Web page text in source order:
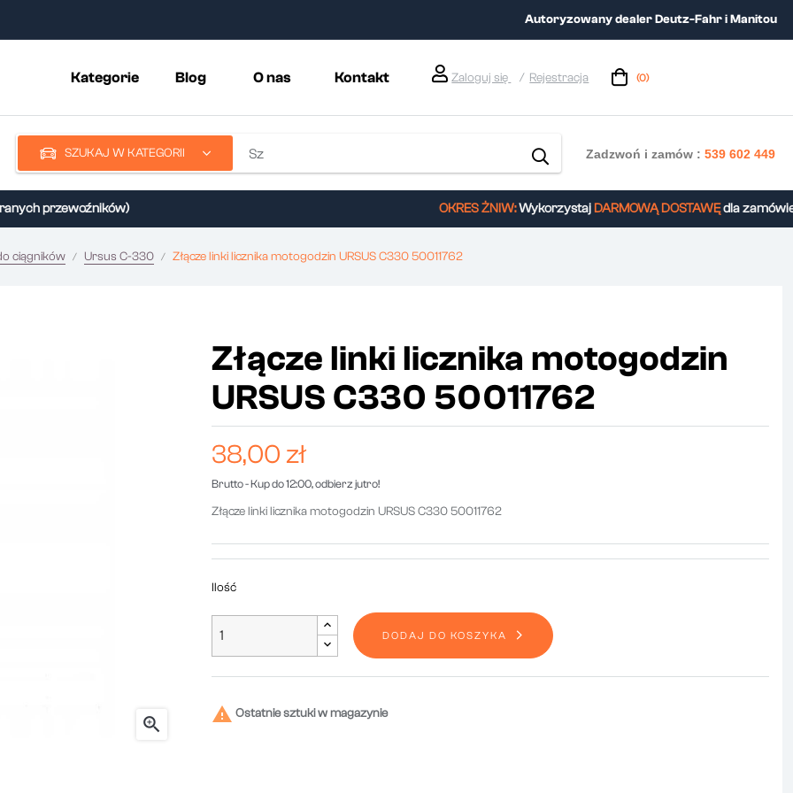
Autoryzowany dealer Deutz-Fahr i Manitou
Kategorie Blog O nas Kontakt Zaloguj się Rejestracja (0)
SZUKAJ W KATEGORII Zadzwoń i zamów :539 602 449
przewoźników) OKRES ŻNIW:WykorzystajDARMOWĄ DOSTAWĘdla zamówień
ciągników Ursus C-330 Złącze linki licznika motogodzin URSUS C330 50011762

Złącze linki licznika motogodzin
URSUS C330 50011762
38,00 zł
Brutto- Kup do 12:00, odbierz jutro!
Złącze linki licznika motogodzin URSUS C330 50011762
Ilość
DODAJ DO KOSZYKA
 Ostatnie sztuki w magazynie